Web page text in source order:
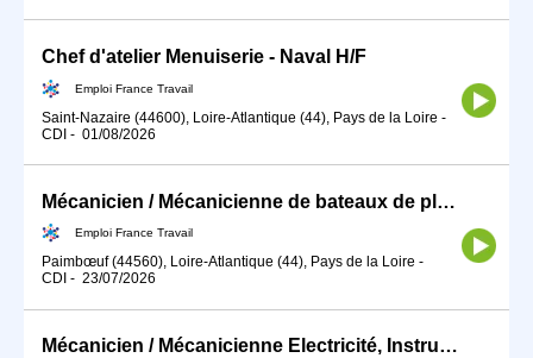
Chef d'atelier Menuiserie - Naval H/F
Emploi France Travail
Saint-Nazaire (44600), Loire-Atlantique (44), Pays de la Loire -
CDI - 01/08/2026
Mécanicien / Mécanicienne de bateaux de plaisance (H/F)
Emploi France Travail
Paimbœuf (44560), Loire-Atlantique (44), Pays de la Loire -
CDI - 23/07/2026
Mécanicien / Mécanicienne Electricité, Instrument de bord, Radio (H/F)